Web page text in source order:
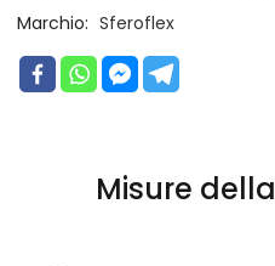
Marchio: Sferoflex
Misure